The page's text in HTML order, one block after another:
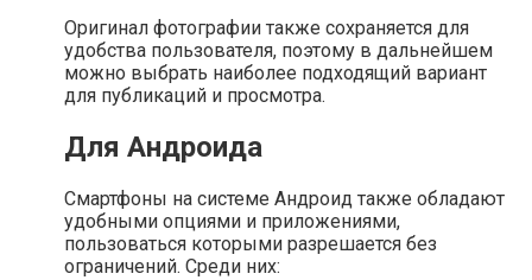
Оригинал фотографии также сохраняется для
удобства пользователя, поэтому в дальнейшем
можно выбрать наиболее подходящий вариант
для публикаций и просмотра.
Для Андроида
Смартфоны на системе Андроид также обладают
удобными опциями и приложениями,
пользоваться которыми разрешается без
ограничений. Среди них: